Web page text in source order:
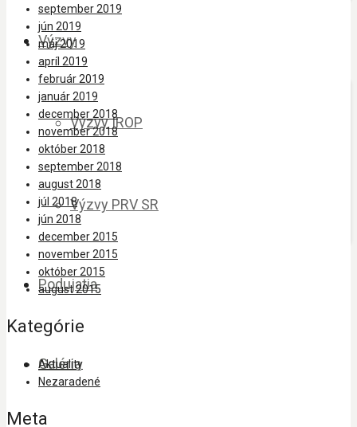
Výzvy
Výzvy IROP
Výzvy PRV SR
Podujatia
Galéria
september 2019
jún 2019
máj 2019
apríl 2019
február 2019
január 2019
december 2018
november 2018
október 2018
september 2018
august 2018
júl 2018
jún 2018
december 2015
november 2015
október 2015
august 2015
Kategórie
Aktuality
Nezaradené
Meta